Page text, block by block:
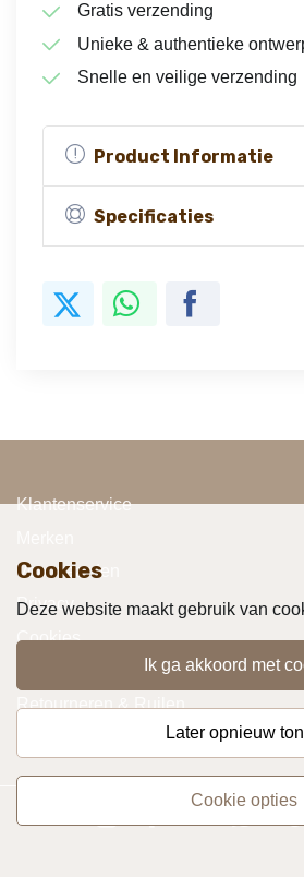
Gratis verzending
Unieke & authentieke
Snelle en veilige verzending
Product Informatie
Specificaties
Klantenservice
Voorwaarden
Privacy
Cookies
Retourneren & Ruilen
Cookies
Deze website maakt gebruik van
ik ga akkoord met
later opnieuw
cookie opties